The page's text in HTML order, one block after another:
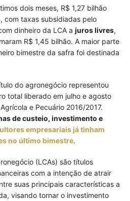
dois meses, R$ 1,27 bilhão
, com taxas subsidiadas pelo
dinheiro da LCA a juros livres,
R$ 1,45 bilhão. A maior parte
bimestre da safra foi destinada
do agronegócio representou
total liberado em julho e agosto
e Pecuário 2016/2017.
de custeio, investimento e
empresariais já tinham
no último bimestre.
(LCAs) são títulos
com a intenção de atrair
suas principais características a
visando tornar o investimento